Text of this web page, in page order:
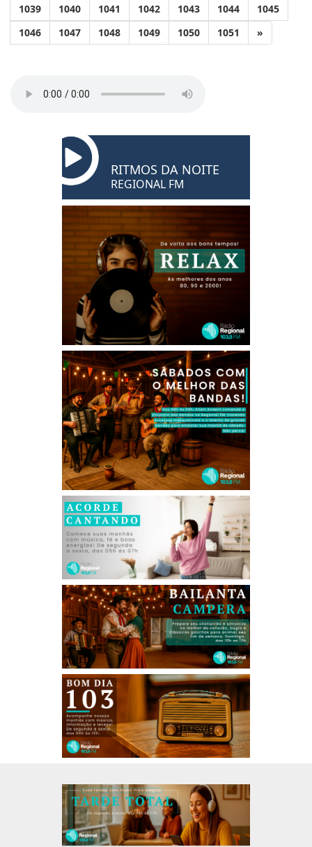
1039
1040 1041 1042 1043 1044
1045
1046
1047 1048 1049 1050 1051 »
RITMOS DA NOITE
REGIONAL FM